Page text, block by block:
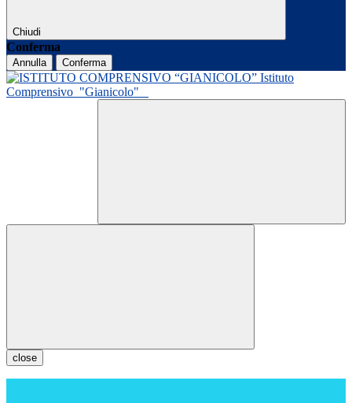
Chiudi
Conferma
Annulla Conferma
Istituto
Comprensivo "Gianicolo"
close